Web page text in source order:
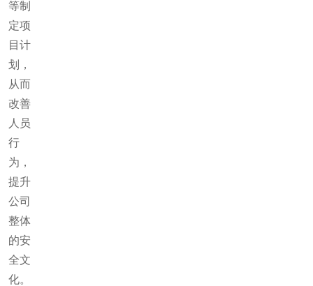
等制
定项
目计
划，
从而
改善
人员
行
为，
提升
公司
整体
的安
全文
化。